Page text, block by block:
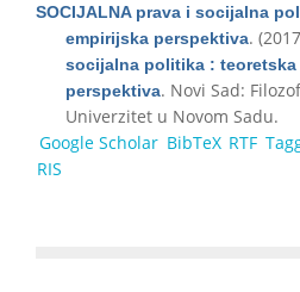
SOCIJALNA prava i socijalna
empirijska perspektiva.
socijalna politika :
perspektiva. Novi Sad:
Univerzitet u Novom Sadu.
Google Scholar BibTeX RTF
RIS